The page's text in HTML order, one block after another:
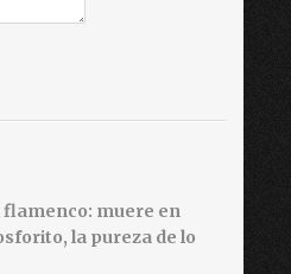
flamenco: muere en
la pureza de lo